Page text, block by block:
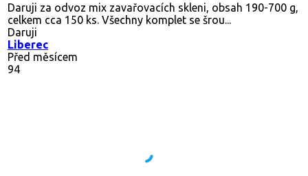
Daruji za odvoz mix zavařovacích skleni, obsah 190-700 g,
celkem cca 150 ks. Všechny komplet se šrou...
Daruji
Liberec
Před měsícem
94